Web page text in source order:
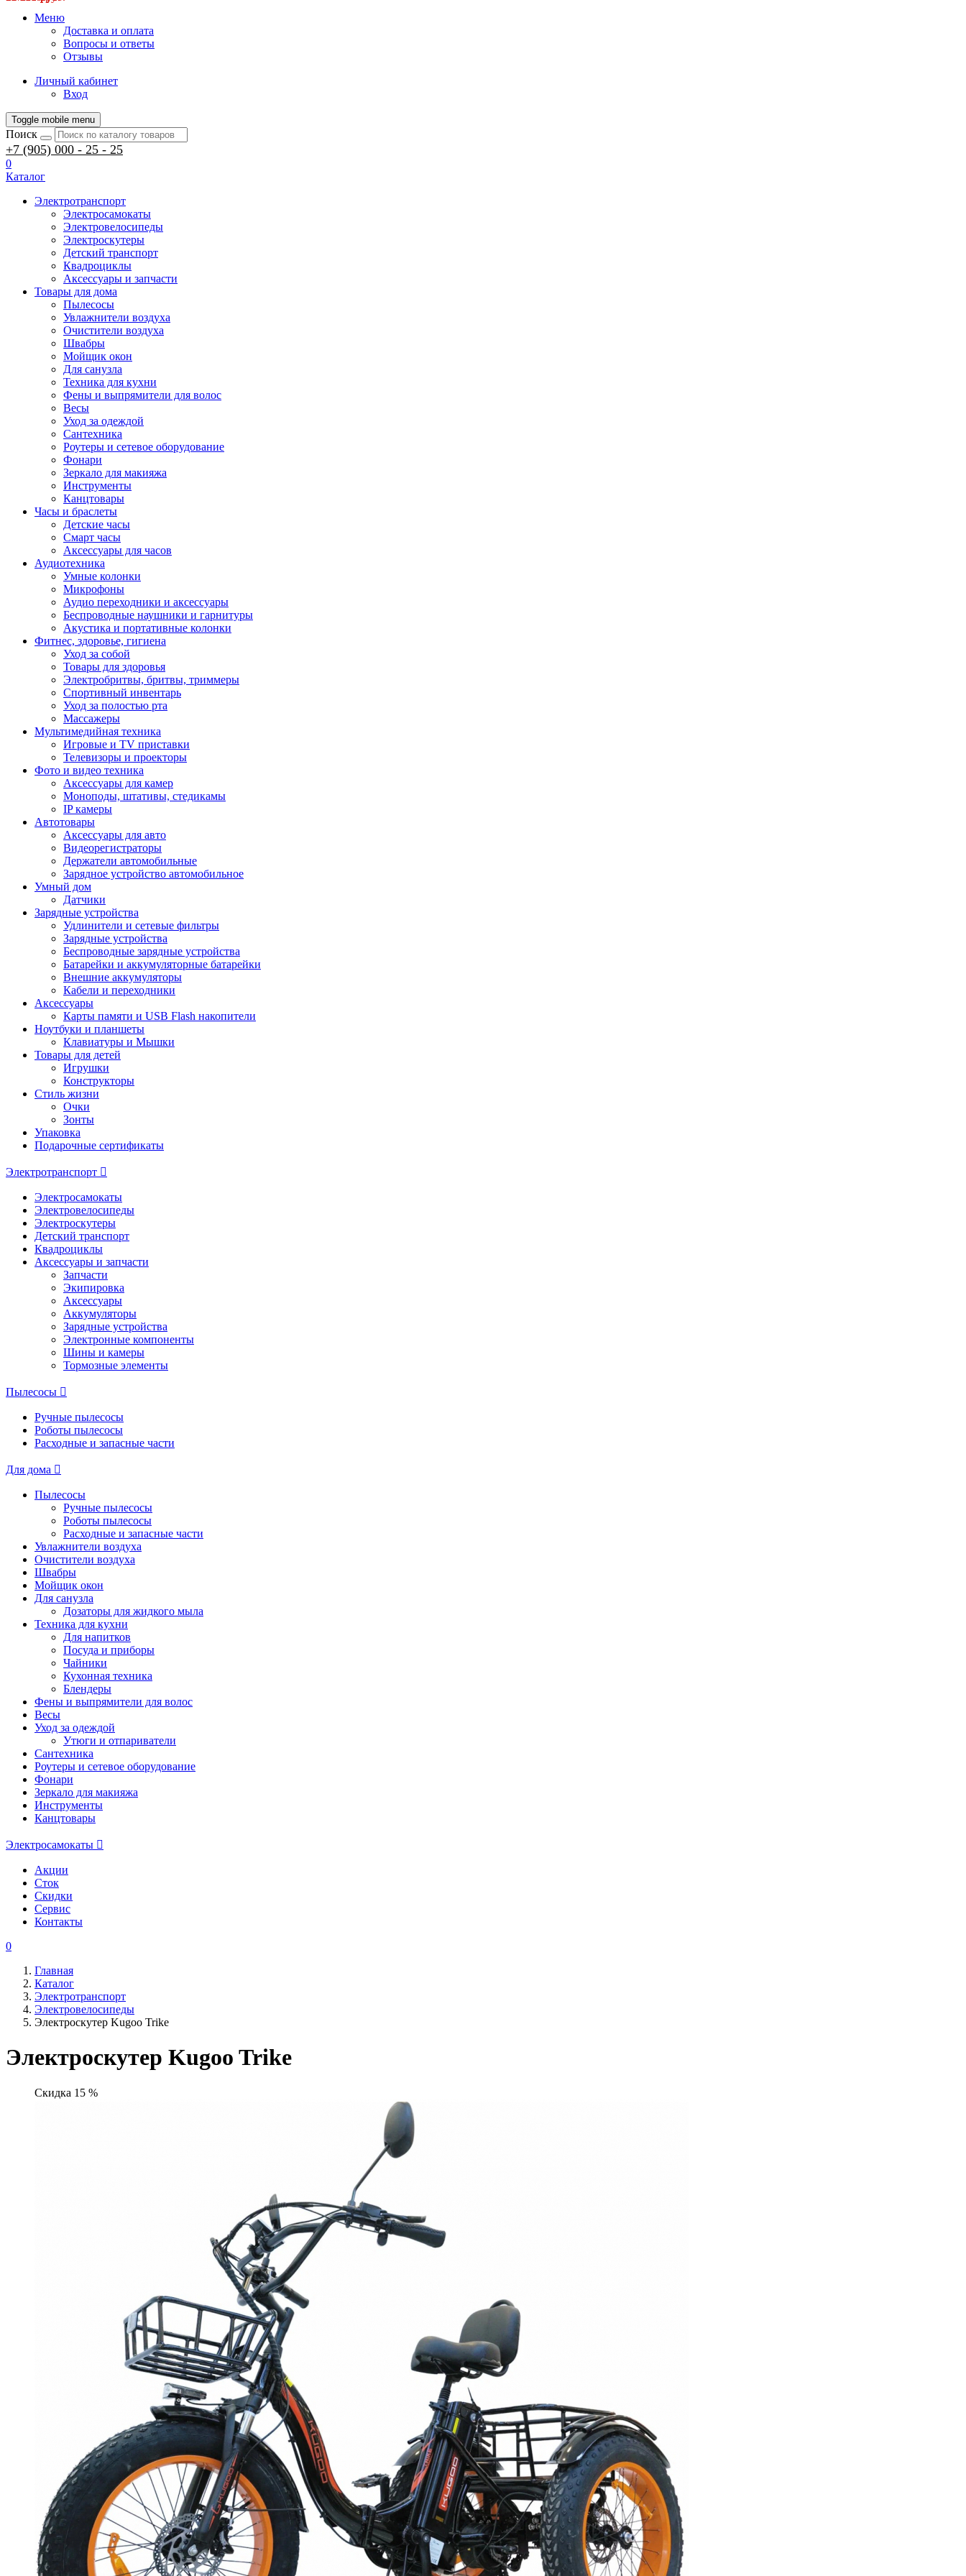
Меню
Доставка и оплата
Вопросы и ответы
Отзывы
Личный кабинет
Вход
Toggle mobile menu
Поиск
+7 (905) 000 - 25 - 25
0
Каталог
Электротранспорт
Электросамокаты
Электровелосипеды
Электроскутеры
Детский транспорт
Квадроциклы
Аксессуары и запчасти
Товары для дома
Пылесосы
Увлажнители воздуха
Очистители воздуха
Швабры
Мойщик окон
Для санузла
Техника для кухни
Фены и выпрямители для волос
Весы
Уход за одеждой
Сантехника
Роутеры и сетевое оборудование
Фонари
Зеркало для макияжа
Инструменты
Канцтовары
Часы и браслеты
Детские часы
Смарт часы
Аксессуары для часов
Аудиотехника
Умные колонки
Микрофоны
Аудио переходники и аксессуары
Беспроводные наушники и гарнитуры
Акустика и портативные колонки
Фитнес, здоровье, гигиена
Уход за собой
Товары для здоровья
Электробритвы, бритвы, триммеры
Спортивный инвентарь
Уход за полостью рта
Массажеры
Мультимедийная техника
Игровые и TV приставки
Телевизоры и проекторы
Фото и видео техника
Аксессуары для камер
Моноподы, штативы, стедикамы
IP камеры
Автотовары
Аксессуары для авто
Видеорегистраторы
Держатели автомобильные
Зарядное устройство автомобильное
Умный дом
Датчики
Зарядные устройства
Удлинители и сетевые фильтры
Зарядные устройства
Беспроводные зарядные устройства
Батарейки и аккумуляторные батарейки
Внешние аккумуляторы
Кабели и переходники
Аксессуары
Карты памяти и USB Flash накопители
Ноутбуки и планшеты
Клавиатуры и Мышки
Товары для детей
Игрушки
Конструкторы
Стиль жизни
Очки
Зонты
Упаковка
Подарочные сертификаты
Электротранспорт
Электросамокаты
Электровелосипеды
Электроскутеры
Детский транспорт
Квадроциклы
Аксессуары и запчасти
Запчасти
Экипировка
Аксессуары
Аккумуляторы
Зарядные устройства
Электронные компоненты
Шины и камеры
Тормозные элементы
Пылесосы
Ручные пылесосы
Роботы пылесосы
Расходные и запасные части
Для дома
Пылесосы
Ручные пылесосы
Роботы пылесосы
Расходные и запасные части
Увлажнители воздуха
Очистители воздуха
Швабры
Мойщик окон
Для санузла
Дозаторы для жидкого мыла
Техника для кухни
Для напитков
Посуда и приборы
Чайники
Кухонная техника
Блендеры
Фены и выпрямители для волос
Весы
Уход за одеждой
Утюги и отпариватели
Сантехника
Роутеры и сетевое оборудование
Фонари
Зеркало для макияжа
Инструменты
Канцтовары
Электросамокаты
Акции
Сток
Скидки
Сервис
Контакты
0
Главная
Каталог
Электротранспорт
Электровелосипеды
Электроскутер Kugoo Trike
Электроскутер Kugoo Trike
Скидка 15 %